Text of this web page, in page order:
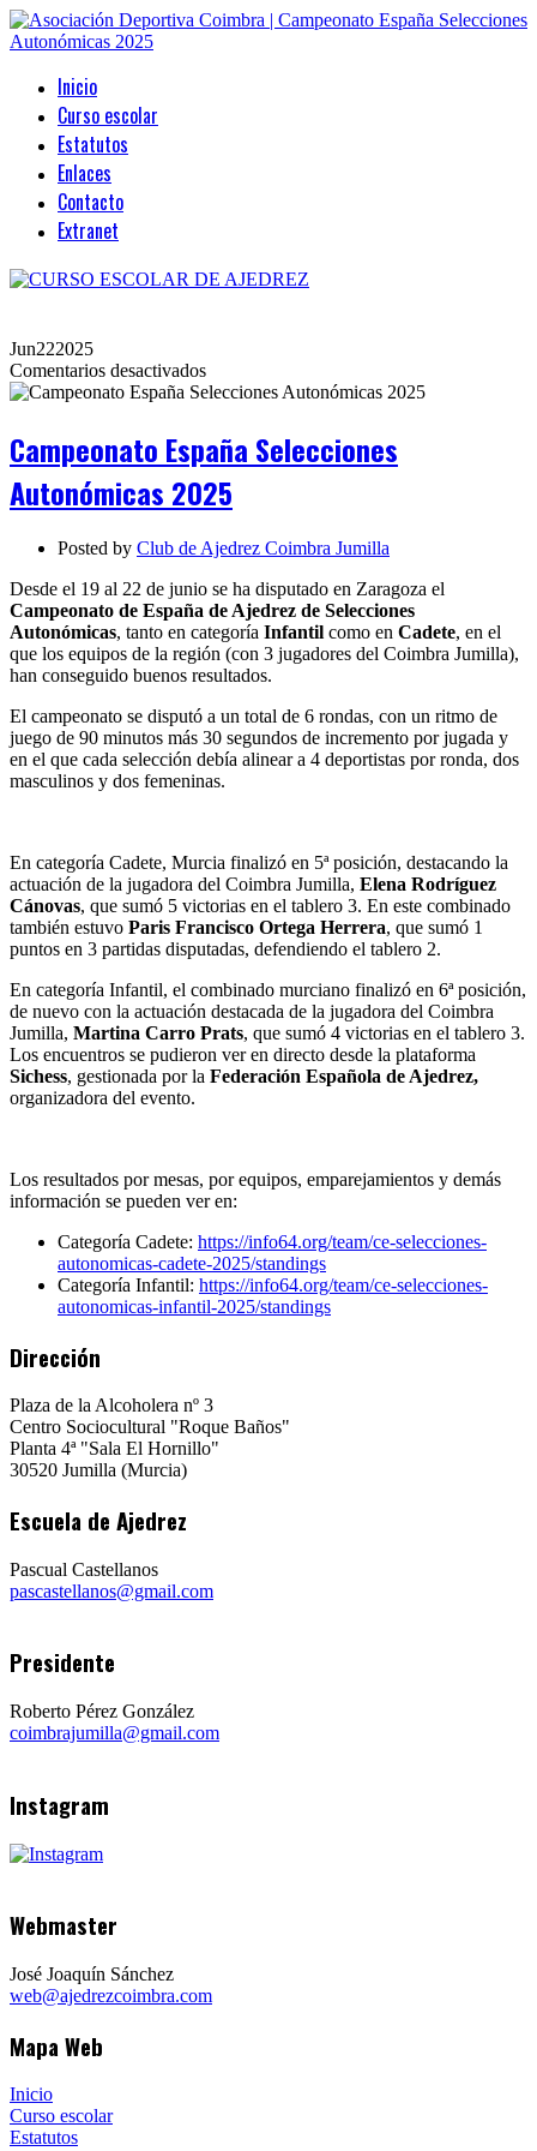
Inicio
Curso escolar
Estatutos
Enlaces
Contacto
Extranet
Jun222025
Comentarios desactivadosen
Campeonato
Autonómicas
Campeonato España Selecciones
Autonómicas 2025
Posted by Club de Ajedrez Coimbra Jumilla
Desde el 19 al 22 de junio se ha disputado en Zaragoza el
Campeonato de España de Ajedrez de Selecciones
Autonómicas, tanto en categoría Infantil como en Cadete, en el
que los equipos de la región (con 3 jugadores del Coimbra Jumilla),
han conseguido buenos resultados.
El campeonato se disputó a un total de 6 rondas, con un ritmo de
juego de 90 minutos más 30 segundos de incremento por jugada y
en el que cada selección debía alinear a 4 deportistas por ronda, dos
masculinos y dos femeninas.
En categoría Cadete, Murcia finalizó en 5ª posición, destacando la
actuación de la jugadora del Coimbra Jumilla, Elena Rodríguez
Cánovas, que sumó 5 victorias en el tablero 3. En este combinado
también estuvo Paris Francisco Ortega Herrera, que sumó 1
puntos en 3 partidas disputadas, defendiendo el tablero 2.
En categoría Infantil, el combinado murciano finalizó en 6ª posición,
de nuevo con la actuación destacada de la jugadora del Coimbra
Jumilla, Martina Carro Prats, que sumó 4 victorias en el tablero 3.
Los encuentros se pudieron ver en directo desde la plataforma
Sichess, gestionada por la Federación Española de Ajedrez,
organizadora del evento.
Los resultados por mesas, por equipos, emparejamientos y demás
información se pueden ver en:
Categoría Cadete: https://info64.org/team/ce-selecciones-
autonomicas-cadete-2025/standings
Categoría Infantil: https://info64.org/team/ce-selecciones-
autonomicas-infantil-2025/standings
Dirección
Plaza de la Alcoholera nº 3
Centro Sociocultural "Roque Baños"
Planta 4ª "Sala El Hornillo"
30520 Jumilla (Murcia)
Escuela de Ajedrez
Pascual Castellanos
pascastellanos@gmail.com
Presidente
Roberto Pérez González
coimbrajumilla@gmail.com
Instagram
Webmaster
José Joaquín Sánchez
web@ajedrezcoimbra.com
Mapa Web
Inicio
Curso escolar
Estatutos